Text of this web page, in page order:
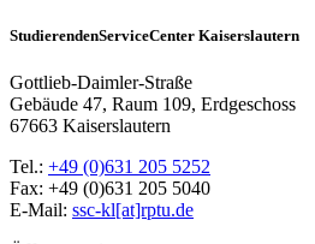
StudierendenServiceCenter Kaiserslautern
Gottlieb-Daimler-Straße
Gebäude 47, Raum 109, Erdgeschoss
67663 Kaiserslautern
Tel.: +49 (0)631 205 5252
Fax: +49 (0)631 205 5040
E-Mail: ssc-kl[at]rptu.de